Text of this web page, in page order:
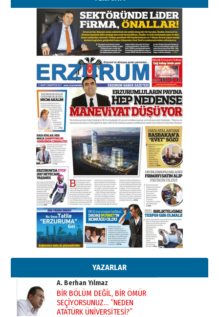
YAZARLAR
Esat BİNDESEN
Başkan Sekmen’den Erzurum’a
bir vizyon proje daha!
02 Ağustos 2026 Pazar
Kadir SABUNCUOĞLU
Erzurumspor’un köşe taşları
29 Haziran 2026 Pazartesi
Kenan GÜLERCİ
Murat Şahsuvaroğlu ERKON’da
çıtayı yukarı taşırken,
yönetimdekiler aşağı
çekmemeli!
17 Şubat 2026 SalıOrhan BOZKURT
Bir fotoğraf, bir şehir, bir
A. Berhan Yılmaz
BİR BÖLÜM DEĞİL, BİR ÖMÜR
SEÇİYORSUNUZ… “NEDEN
ATATÜRK ÜNİVERSİTESİ?”